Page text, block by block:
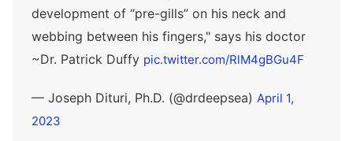
development of “pre-gills” on his neck and
webbing between his fingers," says his doctor
~Dr. Patrick Duffy pic.twitter.com/RlM4gBGu4F
— Joseph Dituri, Ph.D. (@drdeepsea) April 1,
2023